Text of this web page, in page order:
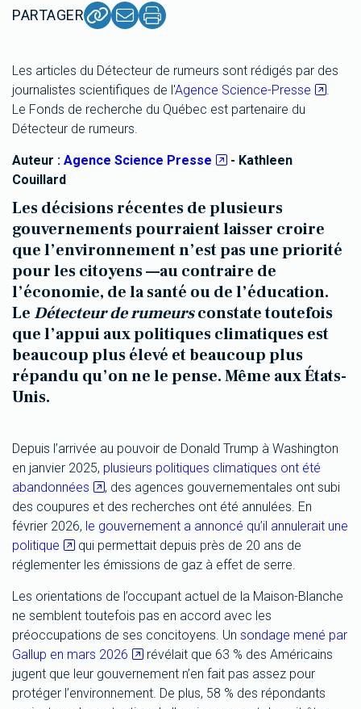
PARTAGER
Les articles du Détecteur de rumeurs sont rédigés par des
journalistes scientifiques de l'Agence Science-Presse
.
Le Fonds de recherche du Québec est partenaire du
Détecteur de rumeurs.
Auteur : Agence Science Presse
- Kathleen
Couillard
Les décisions récentes de plusieurs
gouvernements pourraient laisser croire
que l’environnement n’est pas une priorité
pour les citoyens —au contraire de
l’économie, de la santé ou de l’éducation.
LeDétecteur de rumeursconstate toutefois
que l’appui aux politiques climatiques est
beaucoup plus élevé et beaucoup plus
répandu qu’on ne le pense. Même aux États-
Unis.
Depuis l’arrivée au pouvoir de Donald Trump à Washington
en janvier 2025, plusieurs politiques climatiques ont été
abandonnées
, des agences gouvernementales ont subi
des coupures et des recherches ont été annulées. En
février 2026, le gouvernement a annoncé qu’il annulerait une
politique
qui permettait depuis près de 20 ans de
réglementer les émissions de gaz à effet de serre.
Les orientations de l’occupant actuel de la Maison-Blanche
ne semblent toutefois pas en accord avec les
préoccupations de ses concitoyens. Un sondage mené par
Gallup en mars 2026
révélait que 63 % des Américains
jugent que leur gouvernement n’en fait pas assez pour
protéger l’environnement. De plus, 58 % des répondants